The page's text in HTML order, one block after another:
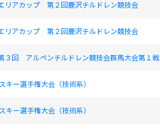
リアカップ 第２回鹿沢チルドレン競技会
リアカップ 第２回鹿沢チルドレン競技会
３回 アルペンチルドレン競技会群馬大会第１戦
キー選手権大会（技術系）
キー選手権大会（技術系）